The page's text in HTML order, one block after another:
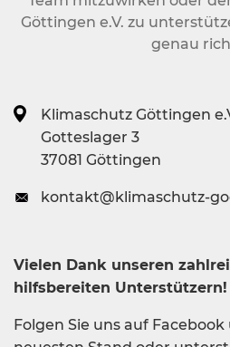
Göttingen e.V. zu
genau
Klimaschutz Göttingen
Gotteslager 3
37081 Göttingen
kontakt@klimaschutz-
Vielen Dank unseren
hilfsbereiten Unterstützern!
Folgen Sie uns auf